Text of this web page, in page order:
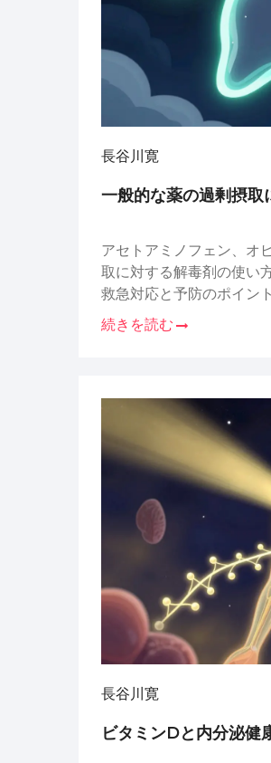
長谷川寛
一般的な薬の過剰摂取
アセトアミノフェン、オ
取に対する解毒剤の使い
救急対応と予防のポイン
続きを読む
長谷川寛
ビタミンDと内分泌健